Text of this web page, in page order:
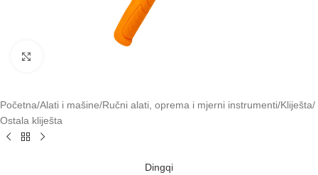
Početna/Alati i mašine/Ručni alati, oprema i mjerni instrumenti/Kliješta/
Ostala kliješta
Dingqi